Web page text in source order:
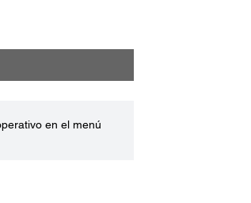
en el menú